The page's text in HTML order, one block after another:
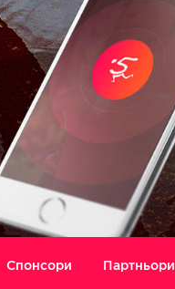
Спонсори Партньори